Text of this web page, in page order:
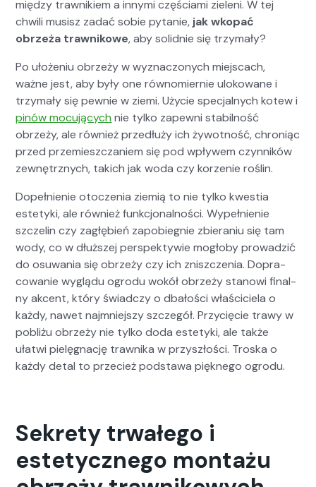
między trawnikiem a inny­mi częś­ci­a­mi zie­leni. W tej
chwili musisz zadać sobie pytanie, jak wkopać
obrzeża trawnikowe, aby solid­nie się trzy­mały?
Po ułoże­niu obrzeży w wyz­nac­zonych miejs­cach,
ważne jest, aby były one równomiernie ulokowane i
trzy­mały się pewnie w zie­mi. Uży­cie spec­jal­nych kotew i
pinów mocu­ją­cych nie tylko zapewni sta­bil­ność
obrzeży, ale również przedłuży ich żywot­ność, chroniąc
przed przemieszczaniem się pod wpły­wem czyn­ników
zewnętrznych, takich jak woda czy korze­nie roślin.
Dopełnie­nie otoczenia ziemią to nie tylko kwes­t­ia
este­ty­ki, ale również funkcjon­al­noś­ci. Wypełnie­nie
szczelin czy zagłę­bień zapo­bieg­nie zbiera­niu się tam
wody, co w dłuższej per­spek­ty­wie mogło­by prowadz­ić
do osuwa­nia się obrzeży czy ich zniszczenia. Dopra­
cow­anie wyglą­du ogro­du wokół obrzeży stanowi final­
ny akcent, który świad­czy o dbałoś­ci właś­ci­ciela o
każdy, nawet najm­niejszy szczegół. Przy­cię­cie trawy w
pobliżu obrzeży nie tylko doda este­ty­ki, ale także
ułatwi pielę­gnację trawni­ka w przyszłoś­ci. Tros­ka o
każdy detal to prze­cież pod­stawa pięknego ogro­du.
Sekrety trwałego i
estetycznego montażu